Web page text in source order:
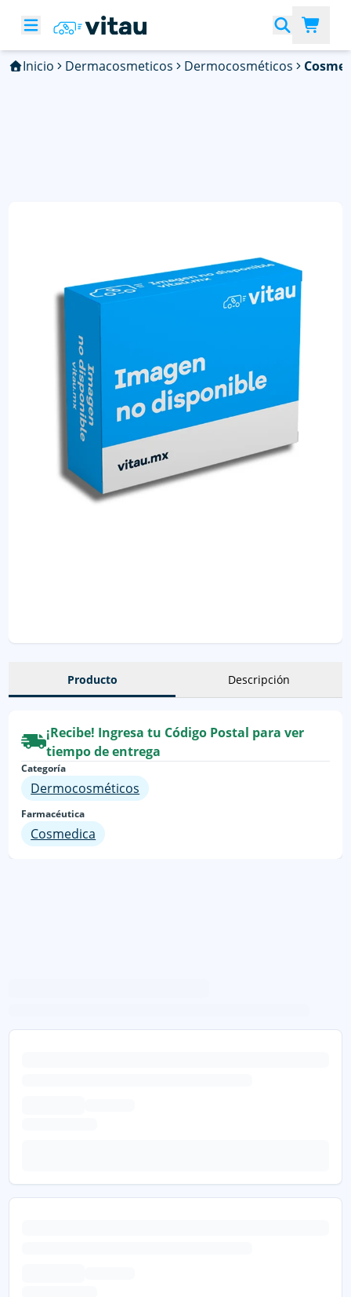
Inicio Dermacosmeticos Dermocosméticos
Producto Descripción
¡Recibe! Ingresa tu Código Postal para ver
tiempo de entrega
Categoría
Dermocosméticos
Farmacéutica
Cosmedica